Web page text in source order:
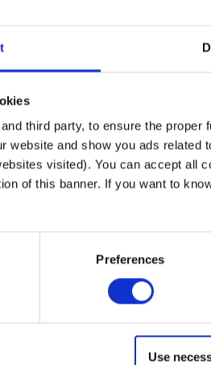
third party, to ensure the
website and show you ads
visited). You can accept all
of this banner. If you want to
Preferences
Use
Wärmepumpe
Niederdruck des
da es sich um